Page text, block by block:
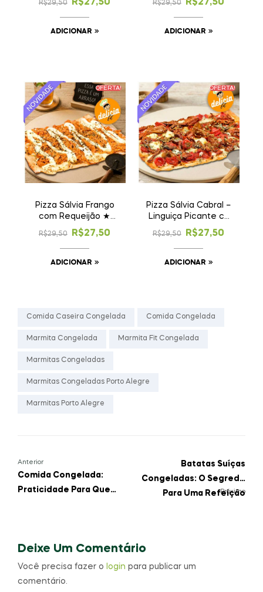
Novidade!
R$29,50 R$27,50
ADICIONAR
R$29,50 R$27,50
ADICIONAR
OFERTA!
Pizza Sálvia Frango
com Requeijão ★
Novidade!
R$29,50 R$27,50
ADICIONAR
OFERTA!
Pizza Sálvia Cabral –
Linguiça Picante c/
Cebola
Caramelizada ★
Novidade!
R$29,50 R$27,50
ADICIONAR
Comida Caseira Congelada Comida Congelada
Marmita Congelada Marmita Fit Congelada
Marmitas Congeladas
Marmitas Congeladas Porto Alegre
Marmitas Porto Alegre
Anterior
Comida Congelada:
Praticidade Para Quem
Próximo
Batatas Suíças
Congeladas: O Segredo
Para Uma Refeição
Deixe Um Comentário
Você precisa fazer o login para publicar um
comentário.